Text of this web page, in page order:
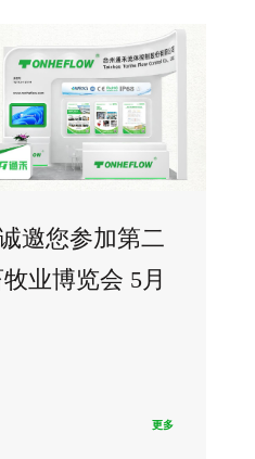
邀您参加第二
业博览会 5月
更多